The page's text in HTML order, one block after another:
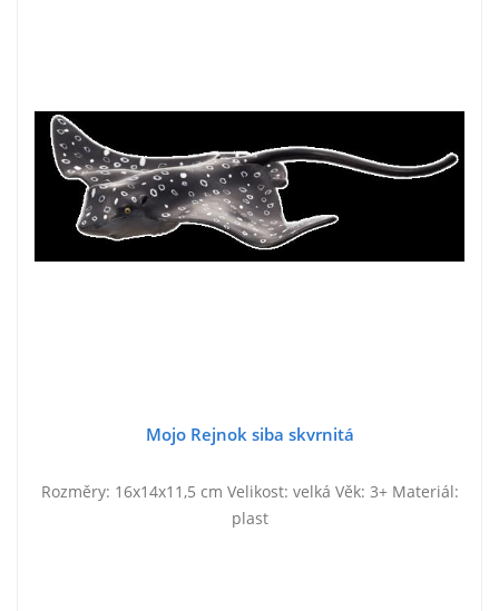
Mojo Rejnok siba skvrnitá
Rozměry: 16x14x11,5 cm Velikost: velká Věk: 3+ Materiál:
plast